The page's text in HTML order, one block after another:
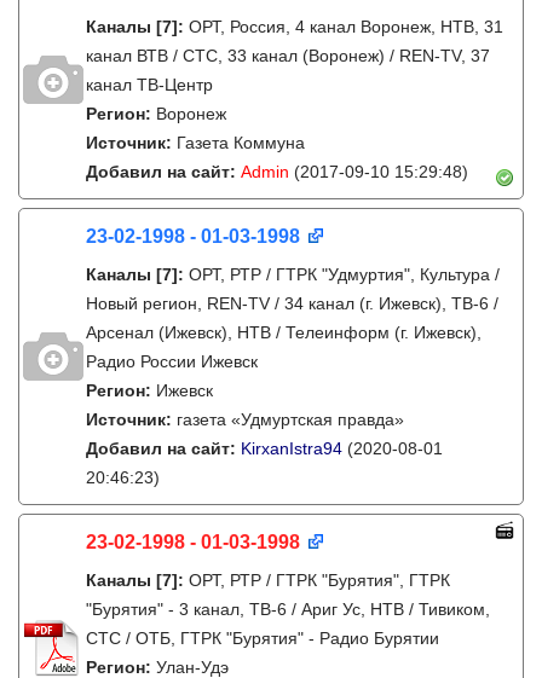
Каналы [7]: ОРТ, Россия, 4 канал Воронеж, НТВ, 31
канал ВТВ / СТС, 33 канал (Воронеж) / REN-TV, 37
канал ТВ-Центр
Регион: Воронеж
Источник: Газета Коммуна
Добавил на сайт: Admin (2017-09-10 15:29:48)
23-02-1998 - 01-03-1998
Каналы [7]: ОРТ, РТР / ГТРК "Удмуртия", Культура /
Новый регион, REN-TV / 34 канал (г. Ижевск), ТВ-6 /
Арсенал (Ижевск), НТВ / Телеинформ (г. Ижевск),
Радио России Ижевск
Регион: Ижевск
Источник: газета «Удмуртская правда»
Добавил на сайт: KirxanIstra94 (2020-08-01
20:46:23)
23-02-1998 - 01-03-1998
Каналы [7]: ОРТ, РТР / ГТРК "Бурятия", ГТРК
"Бурятия" - 3 канал, ТВ-6 / Ариг Ус, НТВ / Тивиком,
СТС / ОТБ, ГТРК "Бурятия" - Радио Бурятии
Регион: Улан-Удэ